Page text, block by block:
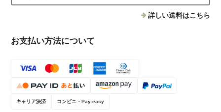
詳しい送料はこちら
お支払い方法について
キャリア決済 コンビニ・Pay-easy